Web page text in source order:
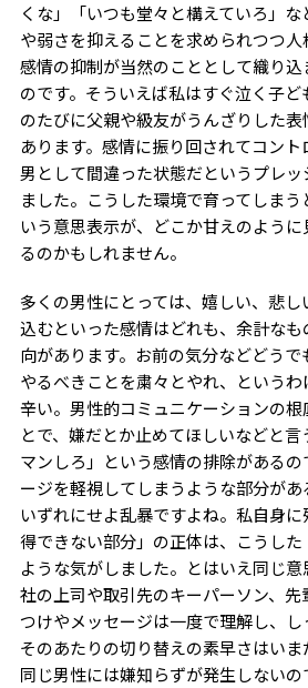
くな」「いつも堂々と構えていろ」
や弱さを抑えることを求められつつ人
感情の抑制が当然のこととして織り
のです。そういえば私はすぐ泣く子
のたびに父親や級友がうんざりした
あります。感情に振り回されてコント
男として間違った状態だというプレ
ました。こうした環境で育ってしま
いう意思表示が、どこか甘えのよう
るのかもしれません。
多くの男性にとっては、嬉しい、悲
込むといった感情はどれも、余計な
向があります。お前の気分などどう
やるべきことを粛々とやれ、という
辛い。男性的コミュニケーションの
とで、嫌だとか止めてほしいなどと
マンしろ」という感情の排除がある
ージを軽視してしまうような部分があ
いずれにせよ乱暴ですよね。私自身
得できない部分」の正体は、こうし
ような気がしました。とはいえ同じ
社の上司や取引先のキーパーソン、
つけやメッセージは一度で理解し、し
そのあたりの切り替えの素早さはい
同じ男性には嫌知らずが発生しない